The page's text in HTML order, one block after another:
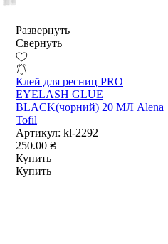
Развернуть
Свернуть
Клей для ресниц PRO
EYELASH GLUE
BLACK(чорний) 20 МЛ Alena
Tofil
Артикул: kl-2292
250.00 ₴
Купить
Купить